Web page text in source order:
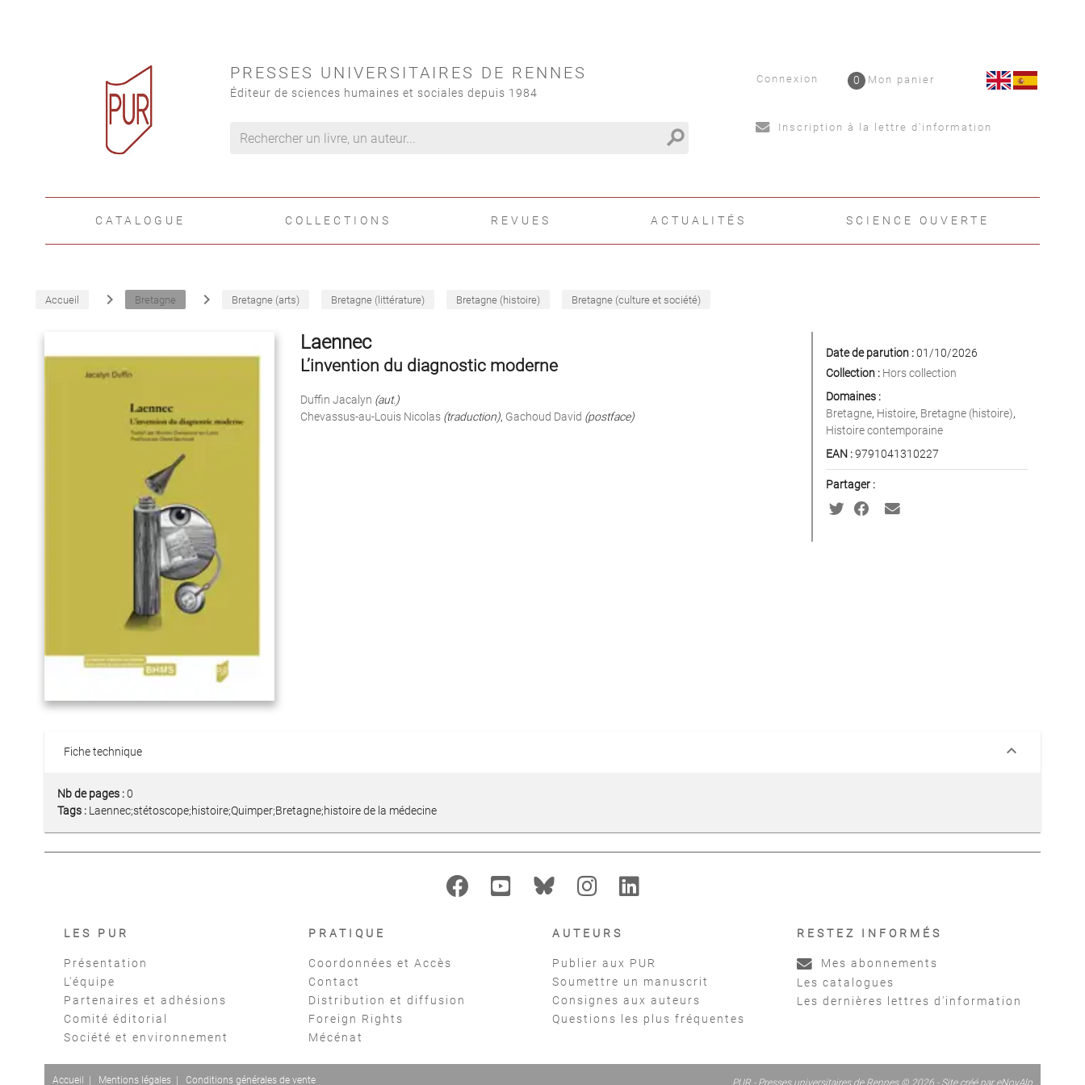
PRESSES UNIVERSITAIRES DE RENNES
Éditeur de sciences humaines et sociales depuis 1984
search
Connexion Mon panier
0
Inscription à la lettre d'information
CATALOGUE COLLECTIONS REVUES ACTUALITÉS SCIENCE OUVERTE
Accueil navigate_next Bretagne navigate_next Bretagne (arts) Bretagne (littérature) Bretagne (histoire) Bretagne (culture et société)
Laennec
L’invention du diagnostic moderne
Duffin Jacalyn (aut.)
Chevassus-au-Louis Nicolas (traduction), Gachoud David (postface)
Date de parution :01/10/2026
Collection : Hors collection
Domaines :
Bretagne, Histoire, Bretagne (histoire),
Histoire contemporaine
EAN :9791041310227
Partager :
Fiche technique keyboard_arrow_down
Nb de pages :0
Tags : Laennec;stétoscope;histoire;Quimper;Bretagne;histoire de la médecine
LES PUR
Présentation
L'équipe
Partenaires et adhésions
Comité éditorial
Société et environnement
PRATIQUE
Coordonnées et Accès
Contact
Distribution et diffusion
Foreign Rights
Mécénat
AUTEURS
Publier aux PUR
Soumettre un manuscrit
Consignes aux auteurs
Questions les plus fréquentes
RESTEZ INFORMÉS
Mes abonnements
Les catalogues
Les dernières lettres d'information
Accueil Mentions légales Conditions générales de vente PUR - Presses universitaires de Rennes © 2026 - Site créé par eNovAlp